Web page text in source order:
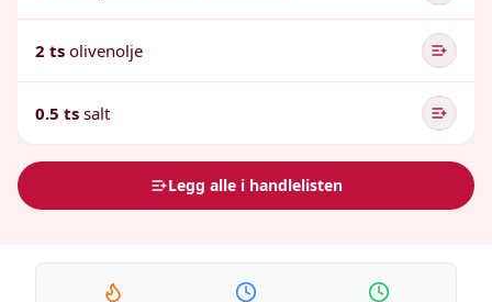
2 ts olivenolje
0.5 ts salt
Legg alle i handlelisten